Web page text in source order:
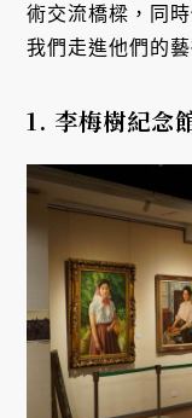
術交流橋樑，同
我們走進他們的藝
1. 李梅樹紀念